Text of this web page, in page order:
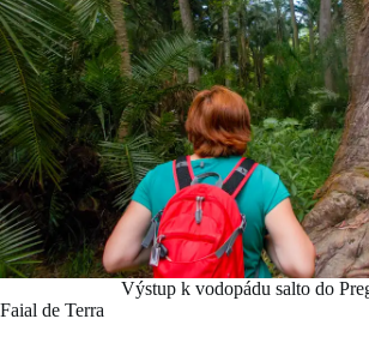
Výstup k vodopádu salto do
Faial de Terra